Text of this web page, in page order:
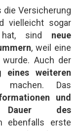
die Versicherung
vielleicht sogar
hat, sind neue
, weil eine
Auch der
eines weiteren
Das
und
Dauer des
ebenfalls erste